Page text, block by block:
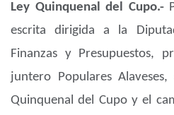
Ley Quinquenal del Cupo.-
escrita dirigida a la
Finanzas y Presupuestos,
juntero Populares
Quinquenal del Cupo y el